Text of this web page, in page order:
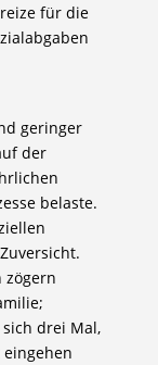
für die
geringer
der
belaste.
zögern
drei Mal,